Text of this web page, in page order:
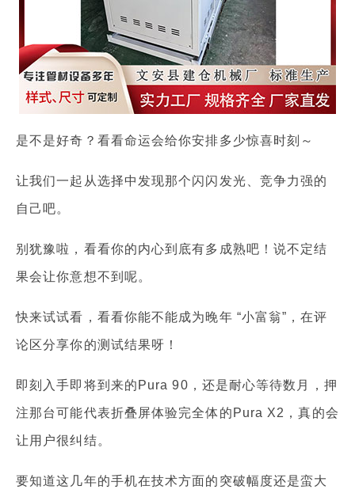
是不是好奇？看看命运会给你安排多少惊喜时刻～
让我们一起从选择中发现那个闪闪发光、竞争力强的
自己吧。
别犹豫啦，看看你的内心到底有多成熟吧！说不定结
果会让你意想不到呢。
快来试试看，看看你能不能成为晚年 “小富翁”，在评
论区分享你的测试结果呀！
即刻入手即将到来的Pura 90，还是耐心等待数月，押
注那台可能代表折叠屏体验完全体的Pura X2，真的会
让用户很纠结。
要知道这几年的手机在技术方面的突破幅度还是蛮大